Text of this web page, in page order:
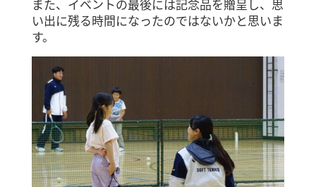
また、イベントの最後には記念品を贈呈し、思
い出に残る時間になったのではないかと思いま
す。